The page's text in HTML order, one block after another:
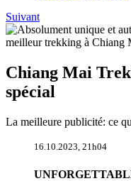
Suivant
Chiang Mai
spécial
La meilleure publicité: ce
16.10.2023, 21h04